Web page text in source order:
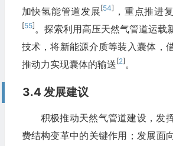
加快氢能管道发展[54] ，重点推进
[55] 。探索利用高压天然气管道运载
技术，将新能源介质等装入囊体，
推动力实现囊体的输送[2] 。
3.4 发展建议
积极推动天然气管道建设，发
费结构变革中的关键作用；发展面